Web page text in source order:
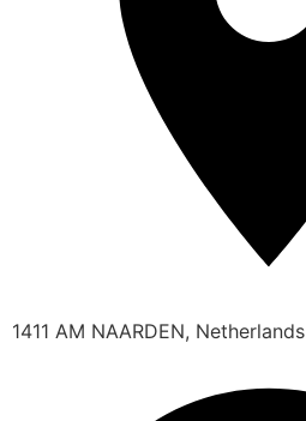
1411 AM NAARDEN, Netherlands